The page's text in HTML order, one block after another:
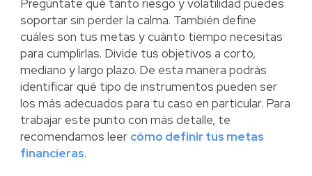
Pregúntate qué tanto riesgo y volatilidad puedes
soportar sin perder la calma. También define
cuáles son tus metas y cuánto tiempo necesitas
para cumplirlas. Divide tus objetivos a corto,
mediano y largo plazo. De esta manera podrás
identificar qué tipo de instrumentos pueden ser
los más adecuados para tu caso en particular. Para
trabajar este punto con más detalle, te
recomendamos leer cómo definir tus metas
financieras.